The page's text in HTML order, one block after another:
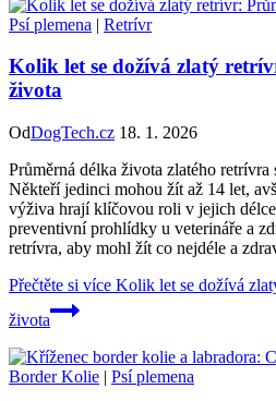
Psí plemena | Retrívr
Kolik let se dožívá zlatý
života
OdDogTech.cz 18. 1. 2026
Průměrná délka života zlatého
Někteří jedinci mohou žít až 14 let,
výživa hrají klíčovou roli v jejich
preventivní prohlídky u veterináře a
retrívra, aby mohl žít co nejdéle a
Přečtěte si více Kolik let se dožívá
života
Border Kolie | Psí plemena